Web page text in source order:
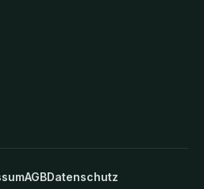
AGBDatenschutz